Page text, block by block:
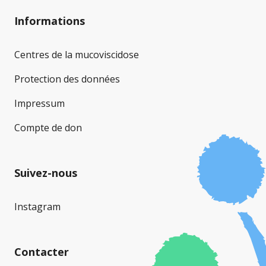
Informations
Centres de la mucoviscidose
Protection des données
Impressum
Compte de don
Suivez-nous
Instagram
Contacter